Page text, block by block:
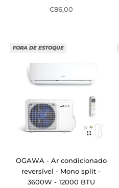
Preço de venda
€86,00
FORA DE ESTOQUE
OGAWA - Ar condicionado
reversível - Mono split -
3600W - 12000 BTU